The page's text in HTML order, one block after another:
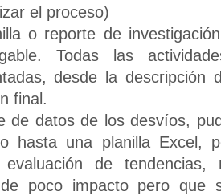
el proceso)
o reporte de
Todas las
desde la descripción
final.
de datos de los desvíos,
hasta una planilla Excel,
evaluación de
poco impacto pero que